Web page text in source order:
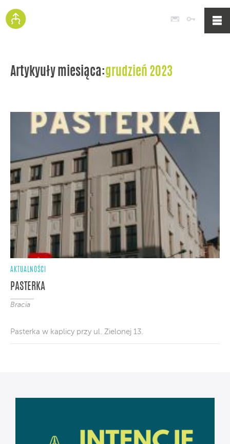
Poczta
Artykyuły miesiąca:grudzień 2023
AKTUALNOŚCI
PASTERKA
Bracia
Pasterka w kaplicy przy ul. Zielonej 13.